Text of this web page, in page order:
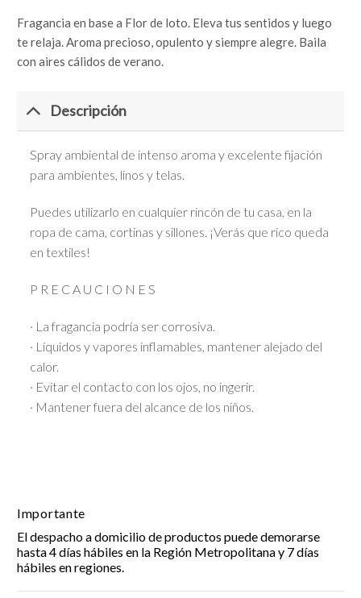
Fragancia en base a Flor de loto. Eleva tus sentidos y luego
te relaja. Aroma precioso, opulento y siempre alegre. Baila
con aires cálidos de verano.
Descripción
Spray ambiental de intenso aroma y excelente fijación
para ambientes, linos y telas.
Puedes utilizarlo en cualquier rincón de tu casa, en la
ropa de cama, cortinas y sillones. ¡Verás que rico queda
en textiles!
P R E C A U C I O N E S
· La fragancia podría ser corrosiva.
· Líquidos y vapores inflamables, mantener alejado del
calor.
· Evitar el contacto con los ojos, no ingerir.
· Mantener fuera del alcance de los niños.
Importante
El despacho a domicilio de productos puede demorarse
hasta 4 días hábiles en la Región Metropolitana y 7 días
hábiles en regiones.